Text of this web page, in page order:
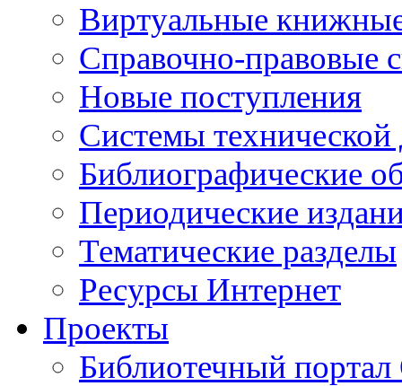
Виртуальные
Справочно-правовые
Новые поступления
Cистемы
Библиографические
Периодические
Тематические разделы
Ресурсы Интернет
Проекты
Библиотечный портал